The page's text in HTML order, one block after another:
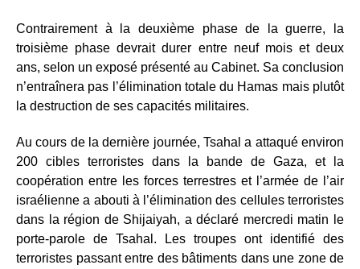
Contrairement à la deuxième phase de la guerre, la
troisième phase devrait durer entre neuf mois et deux
ans, selon un exposé présenté au Cabinet. Sa conclusion
n’entraînera pas l’élimination totale du Hamas mais plutôt
la destruction de ses capacités militaires.
Au cours de la dernière journée, Tsahal a attaqué environ
200 cibles terroristes dans la bande de Gaza, et la
coopération entre les forces terrestres et l’armée de l’air
israélienne a abouti à l’élimination des cellules terroristes
dans la région de Shijaiyah, a déclaré mercredi matin le
porte-parole de Tsahal. Les troupes ont identifié des
terroristes passant entre des bâtiments dans une zone de